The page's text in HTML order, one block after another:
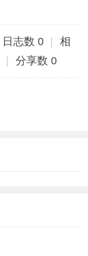
日志数 0 |
相
| 分享数 0